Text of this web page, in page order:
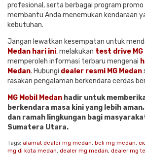
profesional, serta berbagai program promo
membantu Anda menemukan kendaraan
kebutuhan.
Jangan lewatkan kesempatan untuk
Medan hari ini, melakukan test drive MG
memperoleh informasi terbaru mengenai
Medan. Hubungi dealer resmi MG Medan
rasakan pengalaman berkendara cerdas
MG Mobil Medan hadir untuk
berkendara masa kini yang lebih
dan ramah lingkungan bagi
Sumatera Utara.
Tags: alamat dealer mg medan, beli mg medan,
mg di kota medan, dealer mg medan, dealer mg